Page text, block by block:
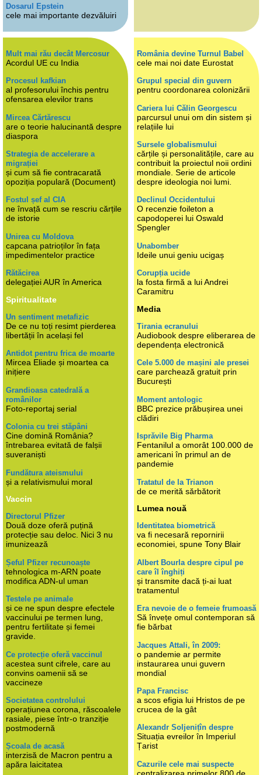
Dosarul Epstein
cele mai importante dezvăluiri
Mult mai rău decât Mercosur
Acordul UE cu India
Procesul kafkian
al profesorului închis pentru
ofensarea elevilor trans
Mircea Cărtărescu
are o teorie halucinantă despre
diaspora
Strategia de accelerare a
migrației
și cum să fie contracarată
opoziția populară (Document)
Fostul șef al CIA
ne învață cum se rescriu cărțile
de istorie
Unirea cu Moldova
capcana patrioților în fața
impedimentelor practice
Rătăcirea
delegației AUR în America
Spiritualitate
Un sentiment metafizic
De ce nu toți resimt pierderea
libertății în același fel
Antidot pentru frica de moarte
Mircea Eliade și moartea ca
inițiere
Grandioasa catedrală a
românilor
Foto-reportaj serial
Colonia cu trei stăpâni
Cine domină România?
întrebarea evitată de falșii
suveraniști
Fundătura ateismului
și a relativismului moral
Vaccin
Directorul Pfizer
Două doze oferă puțină
protecție sau deloc. Nici 3 nu
imunizează
Șeful Pfizer recunoaște
tehnologica m-ARN poate
modifica ADN-ul uman
Testele pe animale
și ce ne spun despre efectele
vaccinului pe termen lung,
pentru fertilitate și femei
gravide.
Ce protecție oferă vaccinul
acestea sunt cifrele, care au
convins oamenii să se
vaccineze
Societatea controlului
operațiunea corona, răscoalele
rasiale, piese într-o tranziție
postmodernă
Școala de acasă
interzisă de Macron pentru a
apăra laicitatea
România devine Turnul Babel
cele mai noi date Eurostat
Grupul special din guvern
pentru coordonarea colonizării
Cariera lui Călin Georgescu
parcursul unui om din sistem și
relațiile lui
Sursele globalismului
cărțile și personalitățile, care au
contribuit la proiectul noii ordini
mondiale. Serie de articole
despre ideologia noi lumi.
Declinul Occidentului
O recenzie foileton a
capodoperei lui Oswald
Spengler
Unabomber
Ideile unui geniu ucigaș
Corupția ucide
la fosta firmă a lui Andrei
Caramitru
Media
Tirania ecranului
Audiobook despre eliberarea de
dependența electronică
Cele 5.000 de mașini ale presei
care parchează gratuit prin
București
Moment antologic
BBC prezice prăbușirea unei
clădiri
Isprăvile Big Pharma
Fentanilul a omorât 100.000 de
americani în primul an de
pandemie
Tratatul de la Trianon
de ce merită sărbătorit
Lumea nouă
Identitatea biometrică
va fi necesară repornirii
economiei, spune Tony Blair
Albert Bourla despre cipul pe
care îl înghiți
și transmite dacă ți-ai luat
tratamentul
Era nevoie de o femeie frumoasă
Să învețe omul contemporan să
fie bărbat
Jacques Attali, în 2009:
o pandemie ar permite
instaurarea unui guvern
mondial
Papa Francisc
a scos efigia lui Hristos de pe
crucea de la gât
Alexandr Soljenițîn despre
Situația evreilor în Imperiul
Țarist
Cazurile cele mai suspecte
centralizarea primelor 800 de